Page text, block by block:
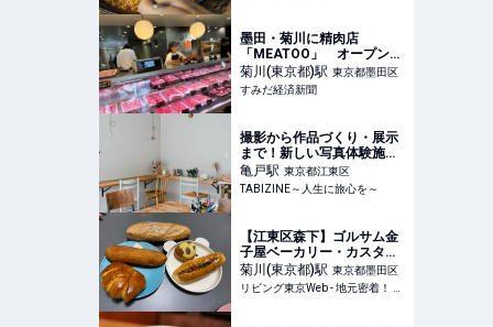
墨田・菊川に精肉店
「MEATOO」 オープン初
日から行列も
菊川(東京都)駅 東京都墨田区
すみだ経済新聞
撮影から作品づくり・展示
まで！新しい写真体験施設
「写真の家・soke（そ
け）」がオープン｜東京・
亀戸 | TABIZINE～人生に旅
亀戸駅 東京都江東区
TABIZINE～人生に旅心を～
【江東区森下】ゴルサム金
子屋ベーカリー・カスター
ドクリームが「これでも
か」というほど詰まって絶
品クリームパン他
菊川(東京都)駅 東京都墨田区
リビング東京Web - 地元密着！ 東京23区のグルメ、イベント、お出かけ、習い事情報